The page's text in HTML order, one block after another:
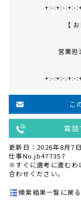
+:-:+:-:+:-
【
営業
+:-:+:-:+:-
こ
電
更新日：2026年8月7日
仕事No.jb477357
※すぐに選考に進むわ
合わせください。
検索結果一覧に戻る